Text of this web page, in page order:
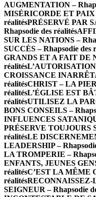
AUGMENTATION –
MISÉRICORDE ET PAIX
réalitésPRÉSERVÉ PAR
Rhapsodie des réalités
SUR LES NATIONS –
SUCCÈS – Rhapsodie des
GRANDS ET A FAIT DE
réalités
CROISSANCE
réalitésCHRIST – LA
réalitésL’ÉGLISE EST
réalitésUTILISEZ LA
BONS CONSEILS –
INFLUENCES
PRÉSERVE TOUJOURS
réalitésLE
LEADERSHIP –
LA TROMPERIE –
ENFANTS, JEUNES
réalitésC’EST LA MÊME
réalités
SEIGNEUR – Rhapsodie